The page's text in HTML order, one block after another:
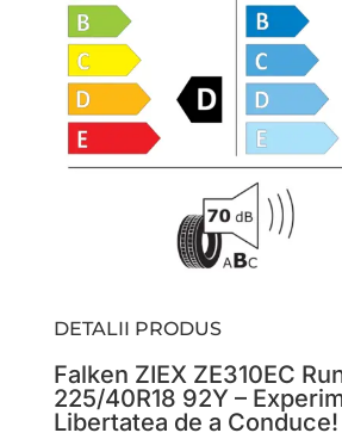
DETALII PRODUS
Falken ZIEX ZE310EC
225/40R18 92Y –
Libertatea de a Conduce!